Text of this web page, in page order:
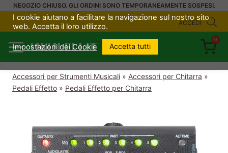
SaltaNEGOZIO CHIUSO. GLI ORDINI SONO TEMPORANEAMENTE SOSPESI.
ACCEDI
UKULELI.IT
0
Accessori per Strumenti Musicali » Accessori per Chitarra »
Pedali Effetto » Pedali Effetto per Chitarra
I cookie aiutano a facilitare la navigazione sul nostro sito
web. Accetta il loro utilizzo.
Impostazioni dei Cookie Accetta tutti